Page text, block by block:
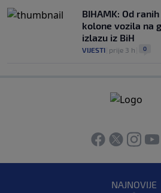
BIHAMK: Od
kolone vozila na
izlazu iz BiH
VIJESTI prije 3 h 0
NAJNOVIJE